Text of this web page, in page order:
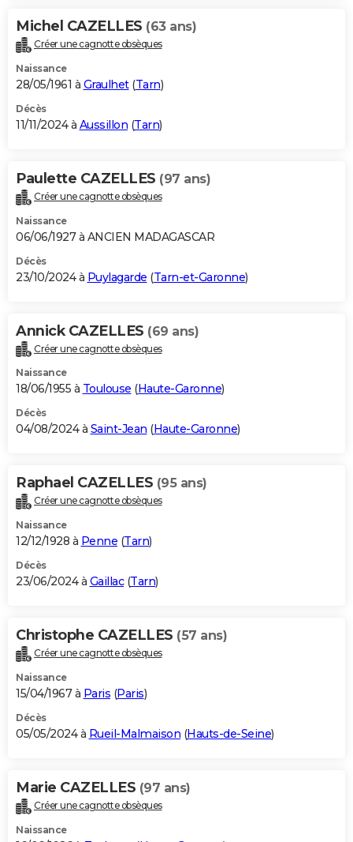
Michel CAZELLES (63 ans)
Créer une cagnotte obsèques
Naissance
28/05/1961 à Graulhet(Tarn)
Décès
11/11/2024 à Aussillon (Tarn)
Paulette CAZELLES (97 ans)
Créer une cagnotte obsèques
Naissance
06/06/1927 à ANCIEN MADAGASCAR
Décès
23/10/2024 à Puylagarde (Tarn-et-Garonne)
Annick CAZELLES (69 ans)
Créer une cagnotte obsèques
Naissance
18/06/1955 à Toulouse (Haute-Garonne)
Décès
04/08/2024 à Saint-Jean (Haute-Garonne)
Raphael CAZELLES (95 ans)
Créer une cagnotte obsèques
Naissance
12/12/1928 à Penne (Tarn)
Décès
23/06/2024 à Gaillac(Tarn)
Christophe CAZELLES (57 ans)
Créer une cagnotte obsèques
Naissance
15/04/1967 à Paris (Paris)
Décès
05/05/2024 à Rueil-Malmaison (Hauts-de-Seine)
Marie CAZELLES (97 ans)
Créer une cagnotte obsèques
Naissance